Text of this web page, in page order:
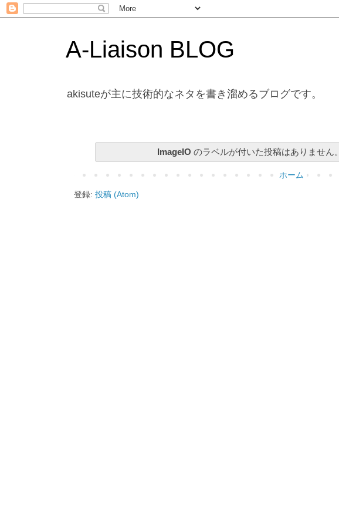
A-Liaison BLOG
akisuteが主に技術的なネタを書き溜めるブログです。
ImageIO のラベルが付いた投稿はありません。
ホーム
登録: 投稿 (Atom)